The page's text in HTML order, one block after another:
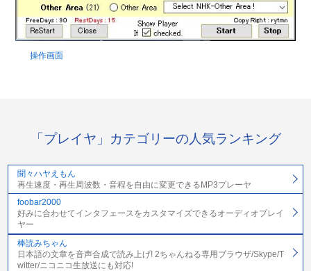
操作画面
「プレイヤ」カテゴリーの人気ランキング
聞々ハヤえもん
再生速度・再生周波数・音程を自由に変更できるMP3プレーヤ
foobar2000
好みに合わせてインタフェースをカスタマイズできるオーディオプレイ
ヤー
棒読みちゃん
日本語の文章を音声合成で読み上げ! 2ちゃんねる専用ブラウザ/Skype/T
witter/ニコニコ生放送にも対応!